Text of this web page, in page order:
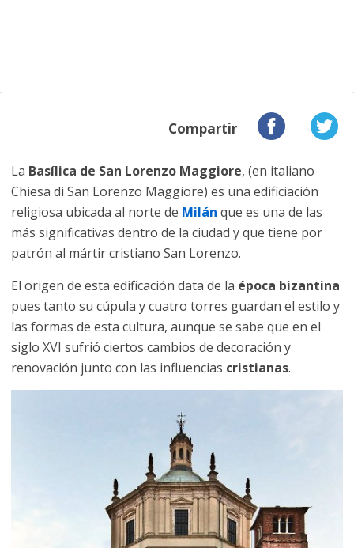
Compartir
La Basílica de San Lorenzo Maggiore, (en italiano
Chiesa di San Lorenzo Maggiore) es una edificiación
religiosa ubicada al norte de Milán que es una de las
más significativas dentro de la ciudad y que tiene por
patrón al mártir cristiano San Lorenzo.
El origen de esta edificación data de la época bizantina
pues tanto su cúpula y cuatro torres guardan el estilo y
las formas de esta cultura, aunque se sabe que en el
siglo XVI sufrió ciertos cambios de decoración y
renovación junto con las influencias cristianas.